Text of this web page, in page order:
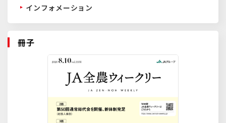
インフォメーション
冊子